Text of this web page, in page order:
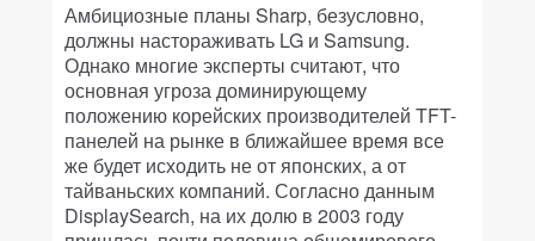
Амбициозные планы Sharp, безусловно,
должны настораживать LG и Samsung.
Однако многие эксперты считают, что
основная угроза доминирующему
положению корейских производителей TFT-
панелей на рынке в ближайшее время все
же будет исходить не от японских, а от
тайваньских компаний. Согласно данным
DisplaySearch, на их долю в 2003 году